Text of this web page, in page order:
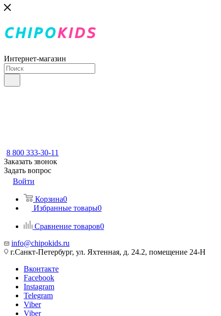
Интернет-магазин
8 800 333-30-11
Заказать звонок
Задать вопрос
Войти
Корзина0
Избранные товары0
Сравнение товаров0
info@chipokids.ru
г.Санкт-Петербург, ул. Яхтенная, д. 24.2, помещение 24-Н
Вконтакте
Facebook
Instagram
Telegram
Viber
Viber